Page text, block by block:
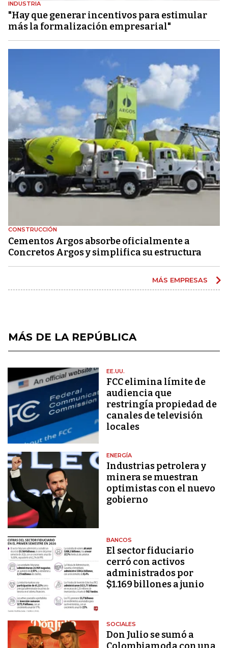
INDUSTRIA
"Hay que generar incentivos para estimular
más la formalización empresarial"
CONSTRUCCIÓN
Cementos Argos absorbe oficialmente a
Concretos Argos y simplifica su estructura
MÁS EMPRESAS
MÁS DE LA REPÚBLICA
EE.UU.
FCC elimina límite de
audiencia que
restringía propiedad de
canales de televisión
locales
ENERGÍA
Industrias petrolera y
minera se muestran
optimistas con el nuevo
gobierno
BANCOS
El sector fiduciario
cerró con activos
administrados por
$1.169 billones a junio
SOCIALES
Don Julio se sumó a